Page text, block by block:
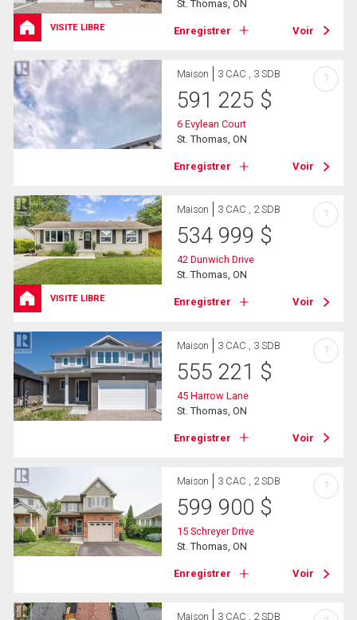
VISITE LIBRE
St. Thomas, ON
Enregistrer Voir
Maison 3 CAC , 3 SDB
591 225 $
6 Evylean Court
St. Thomas, ON
Enregistrer Voir
?
VISITE LIBRE
Maison 3 CAC , 2 SDB
534 999 $
42 Dunwich Drive
St. Thomas, ON
Enregistrer Voir
?
Maison 3 CAC , 3 SDB
555 221 $
45 Harrow Lane
St. Thomas, ON
Enregistrer Voir
?
Maison 3 CAC , 2 SDB
599 900 $
15 Schreyer Drive
St. Thomas, ON
Enregistrer Voir
?
Maison 3 CAC , 2 SDB